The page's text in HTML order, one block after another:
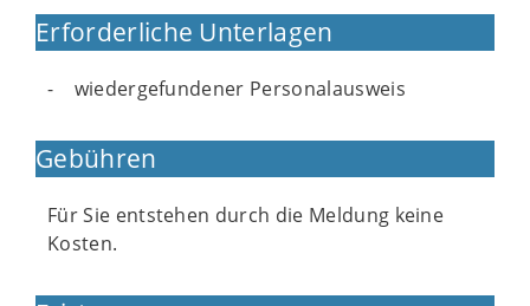
Erforderliche Unterlagen
- wiedergefundener Personalausweis
Gebühren
Für Sie entstehen durch die Meldung keine
Kosten.